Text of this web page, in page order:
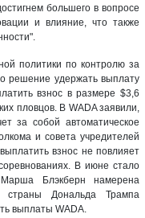
большего в вопросе
и влияние, что также
политики по контролю за
решение удержать выплату
взнос в размере $3,6
пловцов. В WADA заявили,
за собой автоматическое
и совета учредителей
взнос не повлияет
В июне стало
Блэкберн намерена
страны Дональда Трампа
выплаты WADA.